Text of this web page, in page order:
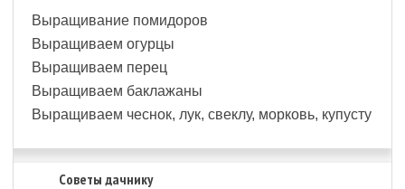
Выращивание помидоров
Выращиваем огурцы
Выращиваем перец
Выращиваем баклажаны
Выращиваем чеснок, лук, свеклу, морковь, купусту
Советы дачнику